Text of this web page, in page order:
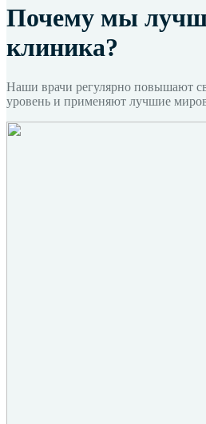
Почему мы
клиника?
Наши врачи регулярно повышают
уровень и применяют лучшие